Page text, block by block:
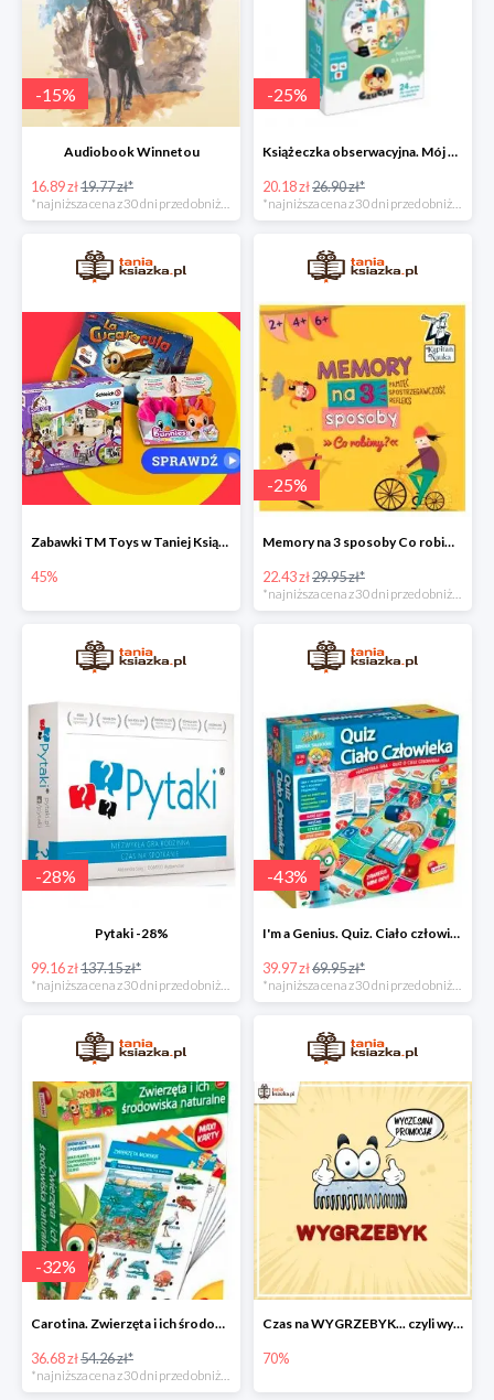
-15%
Audiobook Winnetou
16.89 zł19.77 zł*
-25%
Książeczka obserwacyjna. Mój dzień
20.18 zł26.90 zł*
Zabawki TM Toys w Taniej Książce do -45%
45%
-25%
Memory na 3 sposoby Co robimy? Nowa edycja -25%
22.43 zł29.95 zł*
*najniższa cena z 30 dni przed obniżką
-28%
Pytaki -28%
99.16 zł137.15 zł*
-43%
I'm a Genius. Quiz. Ciało człowieka -43%
39.97 zł69.95 zł*
-32%
Carotina. Zwierzęta i ich środowisko naturalne -32%
36.68 zł54.26 zł*
Czas na WYGRZEBYK... czyli wyczesane ceny nawet do - 70%
70%